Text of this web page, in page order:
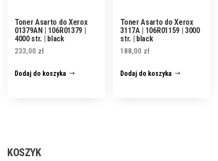
Toner Asarto do Xerox
01379AN | 106R01379 |
4000 str. | black
233,00 zł
Dodaj do koszyka
Toner Asarto do Xerox
3117A | 106R01159 | 3000
str. | black
188,00 zł
Dodaj do koszyka
KOSZYK